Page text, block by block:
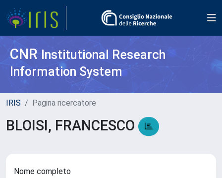
CNR Institutional Research
Information System
IRIS Pagina ricercatore
BLOISI, FRANCESCO
Nome completo